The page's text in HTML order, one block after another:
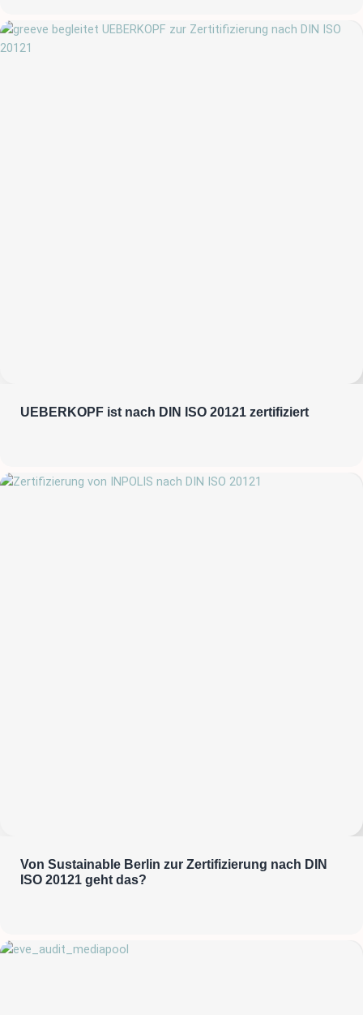
UEBERKOPF ist nach DIN ISO 20121 zertifiziert
Von Sustainable Berlin zur Zertifizierung nach DIN
ISO 20121 geht das?